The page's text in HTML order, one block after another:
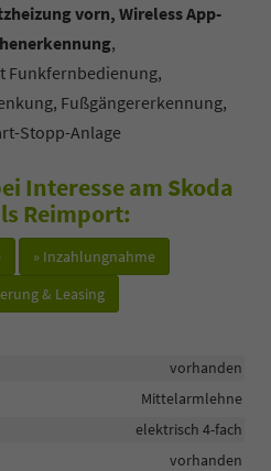
vorn, Wireless App-
,
Funkfernbedienung,
Fußgängererkennung,
Stopp-Anlage
Interesse am Skoda
Reimport:
» Inzahlungnahme
& Leasing
vorhanden
Mittelarmlehne
elektrisch 4-fach
vorhanden